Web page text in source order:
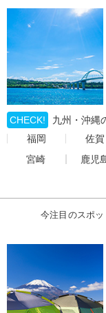
CHECK!
九州・沖縄
福岡
佐賀
宮崎
鹿児
今注目のスポ